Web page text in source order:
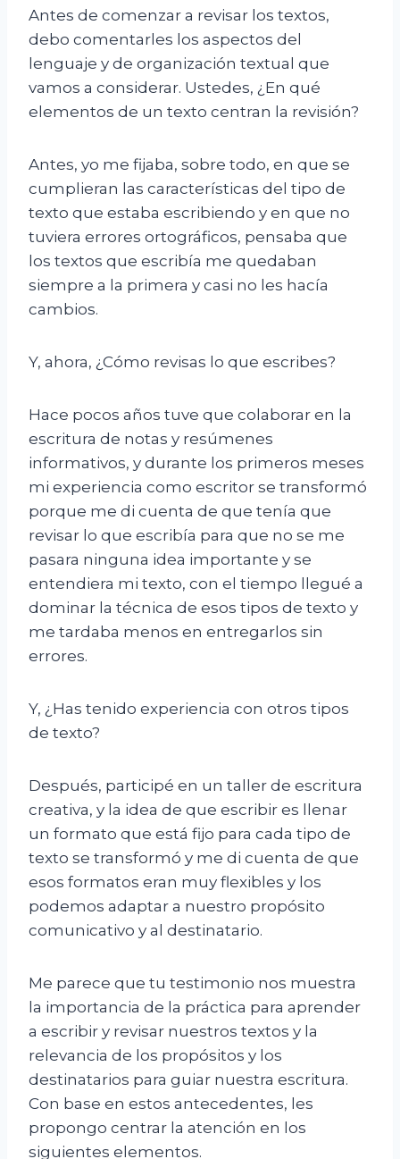
Antes de comenzar a revisar los textos,
debo comentarles los aspectos del
lenguaje y de organización textual que
vamos a considerar. Ustedes, ¿En qué
elementos de un texto centran la revisión?
Antes, yo me fijaba, sobre todo, en que se
cumplieran las características del tipo de
texto que estaba escribiendo y en que no
tuviera errores ortográficos, pensaba que
los textos que escribía me quedaban
siempre a la primera y casi no les hacía
cambios.
Y, ahora, ¿Cómo revisas lo que escribes?
Hace pocos años tuve que colaborar en la
escritura de notas y resúmenes
informativos, y durante los primeros meses
mi experiencia como escritor se transformó
porque me di cuenta de que tenía que
revisar lo que escribía para que no se me
pasara ninguna idea importante y se
entendiera mi texto, con el tiempo llegué a
dominar la técnica de esos tipos de texto y
me tardaba menos en entregarlos sin
errores.
Y, ¿Has tenido experiencia con otros tipos
de texto?
Después, participé en un taller de escritura
creativa, y la idea de que escribir es llenar
un formato que está fijo para cada tipo de
texto se transformó y me di cuenta de que
esos formatos eran muy flexibles y los
podemos adaptar a nuestro propósito
comunicativo y al destinatario.
Me parece que tu testimonio nos muestra
la importancia de la práctica para aprender
a escribir y revisar nuestros textos y la
relevancia de los propósitos y los
destinatarios para guiar nuestra escritura.
Con base en estos antecedentes, les
propongo centrar la atención en los
siguientes elementos.